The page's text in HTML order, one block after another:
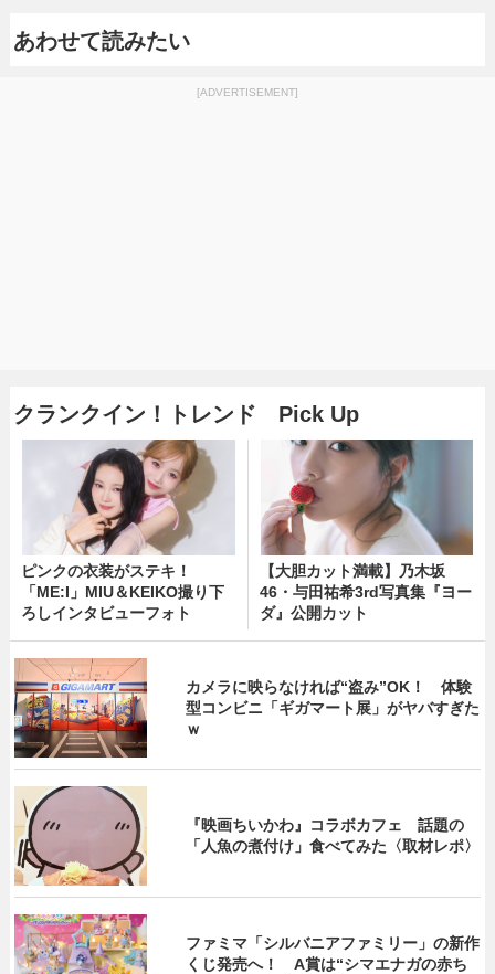
あわせて読みたい
[ADVERTISEMENT]
クランクイン！トレンド Pick Up
ピンクの衣装がステキ！
「ME:I」MIU＆KEIKO撮り下
ろしインタビューフォト
【大胆カット満載】乃木坂
46・与田祐希3rd写真集『ヨー
ダ』公開カット
カメラに映らなければ“盗み”OK！ 体験
型コンビニ「ギガマート展」がヤバすぎた
ｗ
『映画ちいかわ』コラボカフェ 話題の
「人魚の煮付け」食べてみた〈取材レポ〉
ファミマ「シルバニアファミリー」の新作
くじ発売へ！ A賞は“シマエナガの赤ち